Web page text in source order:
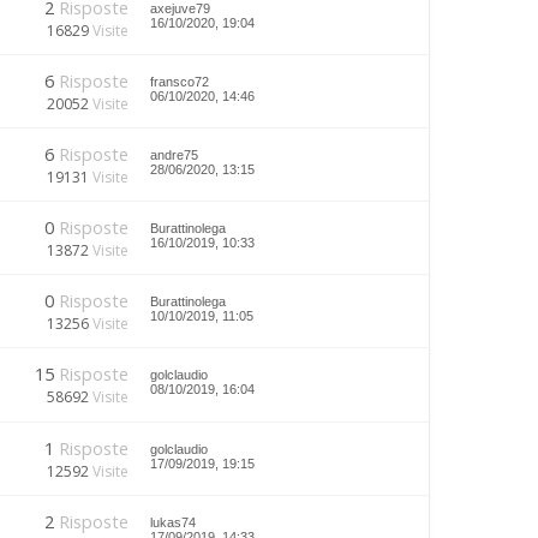
2 Risposte
16829Visite
axejuve79
16/10/2020, 19:04
6 Risposte
20052Visite
fransco72
06/10/2020, 14:46
6 Risposte
19131 Visite
andre75
28/06/2020, 13:15
0 Risposte
13872Visite
Burattinolega
16/10/2019, 10:33
0 Risposte
13256Visite
Burattinolega
10/10/2019, 11:05
15 Risposte
58692Visite
golclaudio
08/10/2019, 16:04
1 Risposte
12592Visite
golclaudio
17/09/2019, 19:15
2 Risposte
lukas74